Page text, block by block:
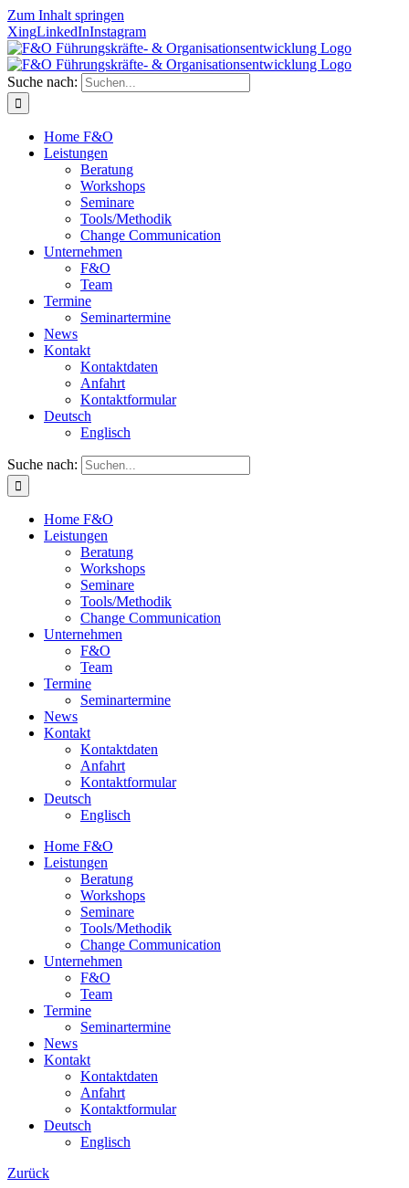
Zum Inhalt springen
XingLinkedInInstagram
Suche nach:
Home F&O
Leistungen
Beratung
Workshops
Seminare
Tools/Methodik
Change Communication
Unternehmen
F&O
Team
Termine
Seminartermine
News
Kontakt
Kontaktdaten
Anfahrt
Kontaktformular
Deutsch
Englisch
Suche nach:
Home F&O
Leistungen
Beratung
Workshops
Seminare
Tools/Methodik
Change Communication
Unternehmen
F&O
Team
Termine
Seminartermine
News
Kontakt
Kontaktdaten
Anfahrt
Kontaktformular
Deutsch
Englisch
Home F&O
Leistungen
Beratung
Workshops
Seminare
Tools/Methodik
Change Communication
Unternehmen
F&O
Team
Termine
Seminartermine
News
Kontakt
Kontaktdaten
Anfahrt
Kontaktformular
Deutsch
Englisch
Zurück